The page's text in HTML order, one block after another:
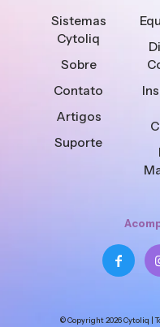
Sistemas
Cytoliq
Sobre
Contato
Artigos
Suporte
© Copyright 2026 Cytoliq |